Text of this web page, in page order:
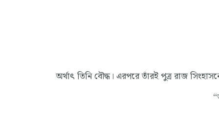
অর্থাৎ তিনি বৌদ্ধ। এরপরে তাঁরই পুত্র রাজ